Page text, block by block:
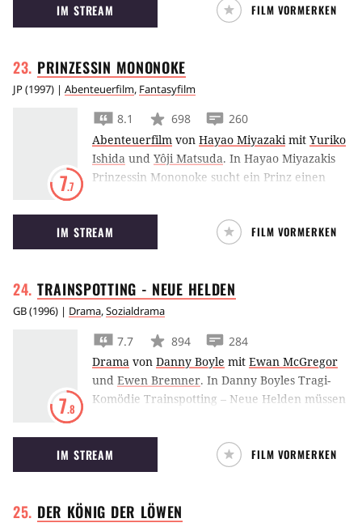
um die Katastrophe zu verhindern.
IM STREAM FILM VORMERKEN
PRINZESSIN MONONOKE
JP(1997) | Abenteuerfilm, Fantasyfilm
7.7
8.1 698
260
Abenteuerfilm von Hayao Miyazaki mit Yuriko
Ishida und Yôji Matsuda. In Hayao Miyazakis
Prinzessin Mononoke sucht ein Prinz einen
wildes Mädchen, das für die Tiergötter des
Waldes kämpft.
IM STREAM FILM VORMERKEN
TRAINSPOTTING - NEUE HELDEN
GB(1996) | Drama,Sozialdrama
7.8
7.7 894
284
Drama von Danny Boyle mit Ewan McGregor
und Ewen Bremner. In Danny Boyles Tragi-
Komödie Trainspotting – Neue Helden müssen
Junkie-Szene von Edinburgh behaupten.
IM STREAM FILM VORMERKEN
DER KÖNIG DER LÖWEN